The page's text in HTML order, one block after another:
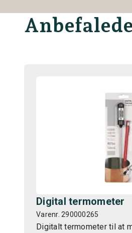
Digital termometer
Varenr. 290000265
Digitalt termometer til at